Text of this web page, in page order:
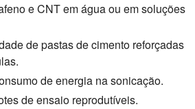
e CNT em água ou em soluções
de pastas de cimento reforçadas
de energia na sonicação.
de ensaio reprodutíveis.